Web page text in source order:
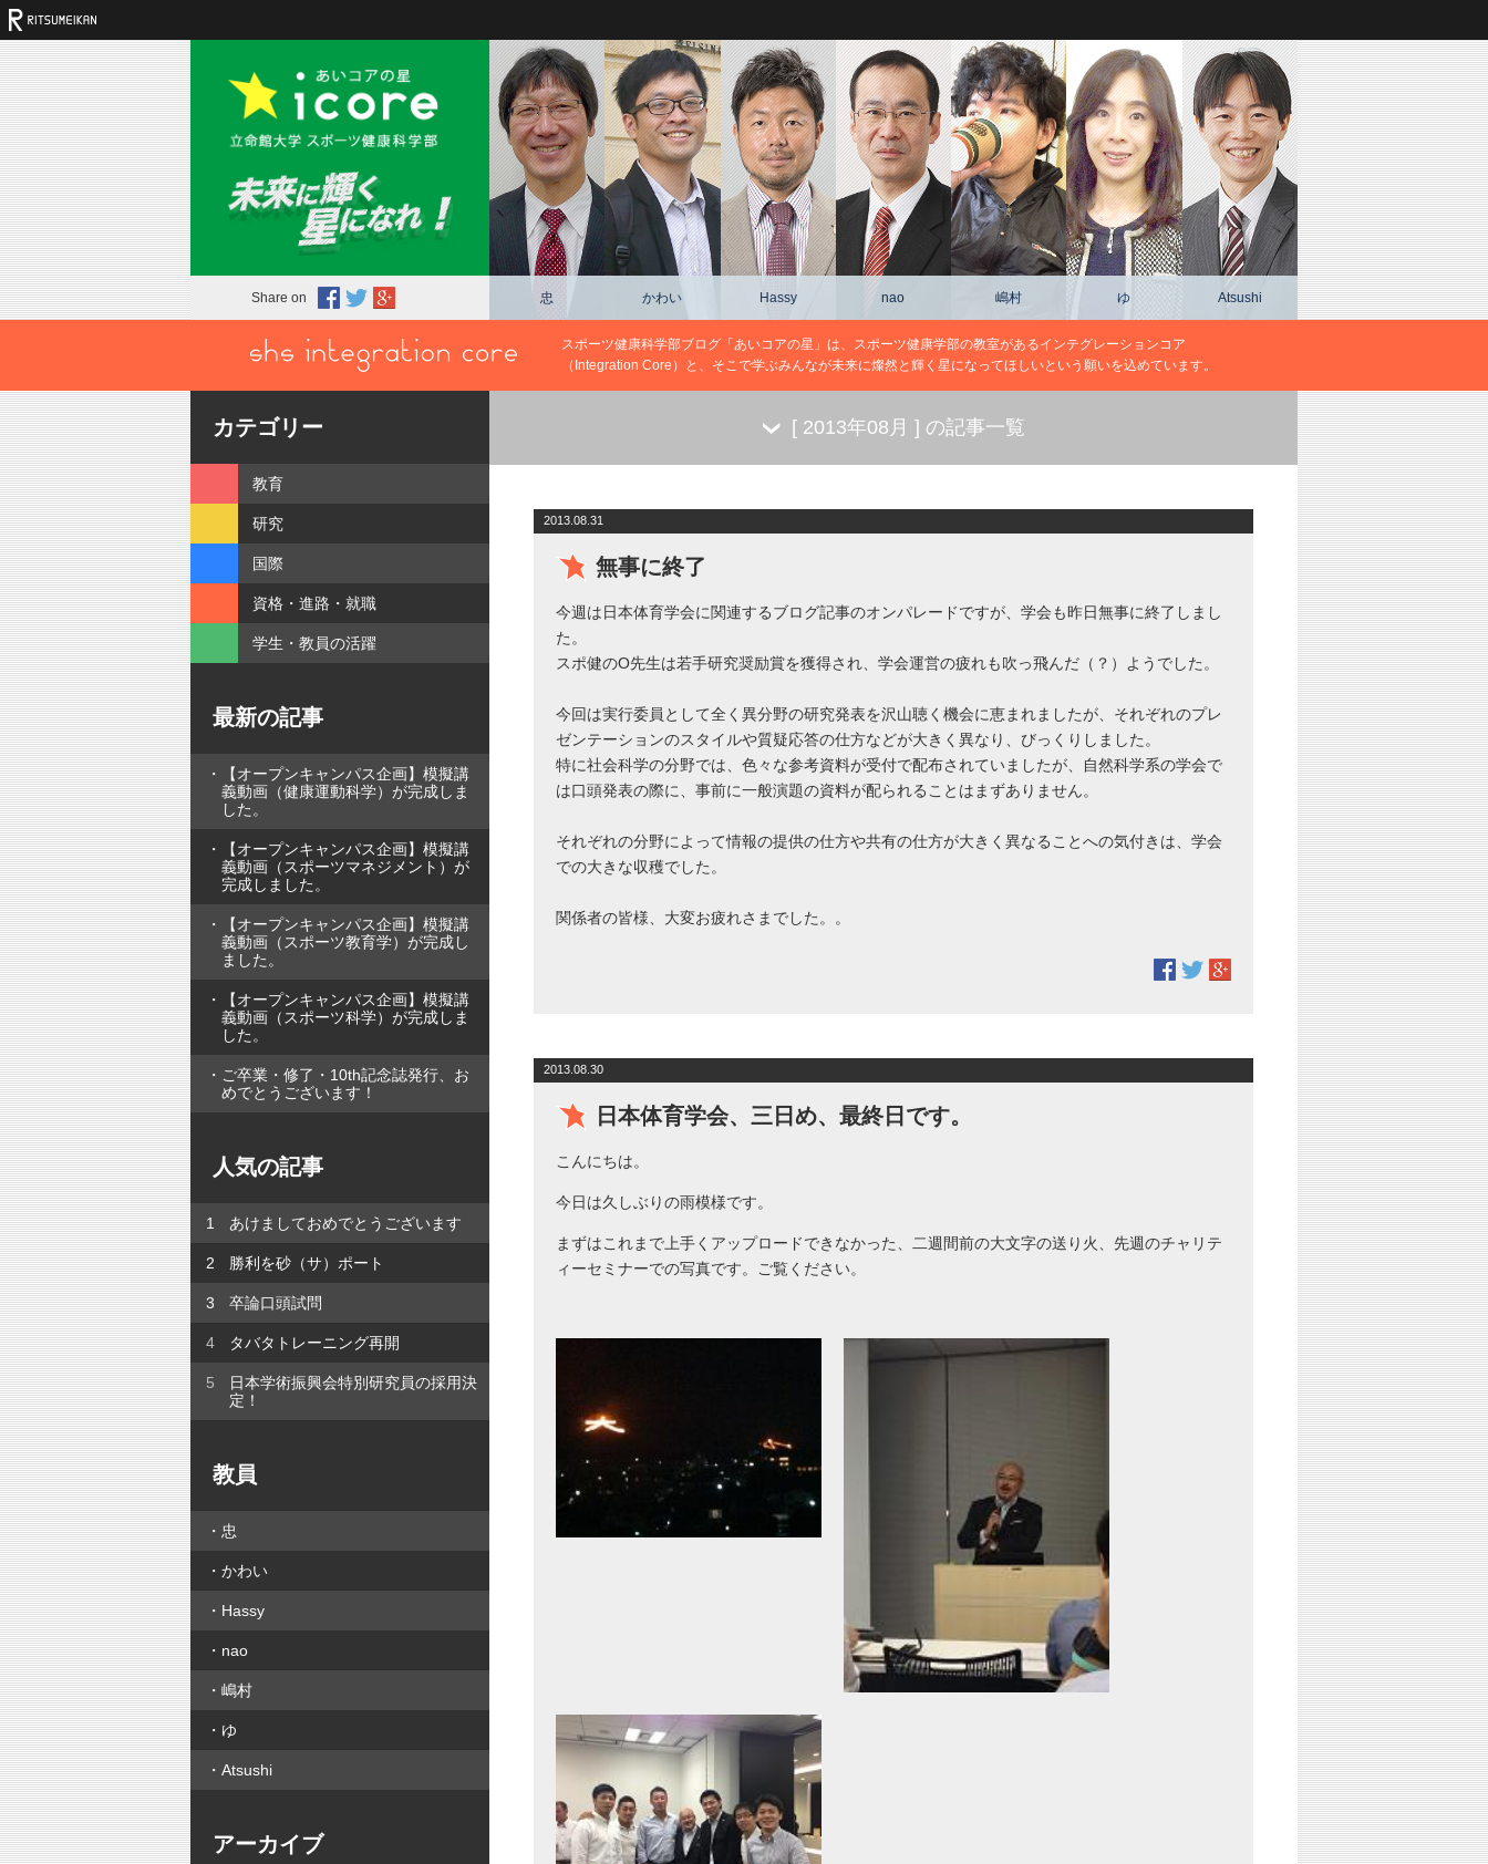
Share on 忠 かわい Hassy nao 嶋村 ゆ Atsushi
スポーツ健康科学部ブログ「あいコアの星」は、スポーツ健康学部の教室があるインテグレーションコア
（Integration Core）と、そこで学ぶみんなが未来に燦然と輝く星になってほしいという願いを込めています。
[ 2013年08月 ] の記事一覧
2013.08.31
無事に終了
今週は日本体育学会に関連するブログ記事のオンパレードですが、学会も昨日無事に終了しまし
た。
スポ健のO先生は若手研究奨励賞を獲得され、学会運営の疲れも吹っ飛んだ（？）ようでした。
今回は実行委員として全く異分野の研究発表を沢山聴く機会に恵まれましたが、それぞれのプレ
ゼンテーションのスタイルや質疑応答の仕方などが大きく異なり、びっくりしました。
特に社会科学の分野では、色々な参考資料が受付で配布されていましたが、自然科学系の学会で
は口頭発表の際に、事前に一般演題の資料が配られることはまずありません。
それぞれの分野によって情報の提供の仕方や共有の仕方が大きく異なることへの気付きは、学会
での大きな収穫でした。
関係者の皆様、大変お疲れさまでした。。
2013.08.30
日本体育学会、三日め、最終日です。
こんにちは。
今日は久しぶりの雨模様です。
まずはこれまで上手くアップロードできなかった、二週間前の大文字の送り火、先週のチャリテ
ィーセミナーでの写真です。ご覧ください。
カテゴリー
教育
研究
国際
資格・進路・就職
学生・教員の活躍
最新の記事
【オープンキャンパス企画】模擬講
義動画（健康運動科学）が完成しま
した。
【オープンキャンパス企画】模擬講
義動画（スポーツマネジメント）が
完成しました。
【オープンキャンパス企画】模擬講
義動画（スポーツ教育学）が完成し
ました。
【オープンキャンパス企画】模擬講
義動画（スポーツ科学）が完成しま
した。
ご卒業・修了・10th記念誌発行、お
めでとうございます！
人気の記事
あけましておめでとうございます
勝利を砂（サ）ポート
卒論口頭試問
タバタトレーニング再開
日本学術振興会特別研究員の採用決
定！
教員
忠
かわい
Hassy
nao
嶋村
ゆ
Atsushi
アーカイブ